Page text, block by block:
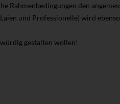
Rahmenbedingungen den
und Professionelle) wird
gestalten wollen!